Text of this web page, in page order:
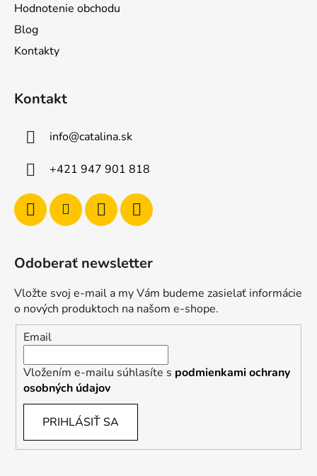
Hodnotenie obchodu
Blog
Kontakty
Kontakt
info@catalina.sk
+421 947 901 818
Odoberať newsletter
Vložte svoj e-mail a my Vám budeme zasielať informácie
o nových produktoch na našom e-shope.
Email
Vložením e-mailu súhlasíte s podmienkami ochrany
osobných údajov
PRIHLÁSIŤ SA